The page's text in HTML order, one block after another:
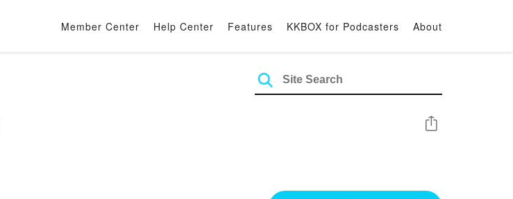
Member Center Help Center Features KKBOX for Podcasters About
Share